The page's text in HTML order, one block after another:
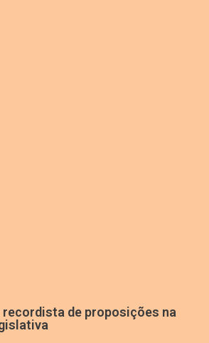
de proposições na